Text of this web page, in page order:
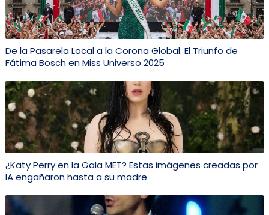
De la Pasarela Local a la Corona Global: El Triunfo de
Fátima Bosch en Miss Universo 2025
¿Katy Perry en la Gala MET? Estas imágenes creadas por
IA engañaron hasta a su madre